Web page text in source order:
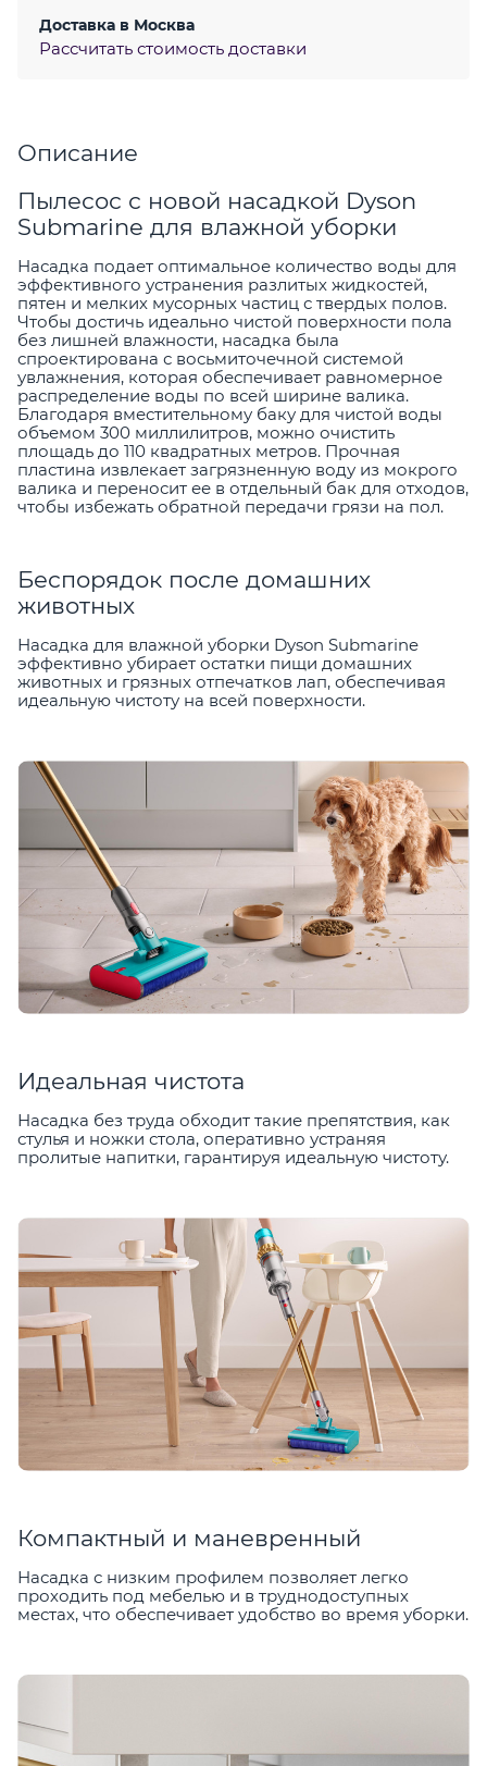
Доставка в Москва
Рассчитать стоимость доставки
Описание
Пылесос с новой насадкой Dyson
Submarine для влажной уборки
Насадка подает оптимальное количество воды для
эффективного устранения разлитых жидкостей,
пятен и мелких мусорных частиц с твердых полов.
Чтобы достичь идеально чистой поверхности пола
без лишней влажности, насадка была
спроектирована с восьмиточечной системой
увлажнения, которая обеспечивает равномерное
распределение воды по всей ширине валика.
Благодаря вместительному баку для чистой воды
объемом 300 миллилитров, можно очистить
площадь до 110 квадратных метров. Прочная
пластина извлекает загрязненную воду из мокрого
валика и переносит ее в отдельный бак для отходов,
чтобы избежать обратной передачи грязи на пол.
Беспорядок после домашних
животных
Насадка для влажной уборки Dyson Submarine
эффективно убирает остатки пищи домашних
животных и грязных отпечатков лап, обеспечивая
идеальную чистоту на всей поверхности.
Идеальная чистота
Насадка без труда обходит такие препятствия, как
стулья и ножки стола, оперативно устраняя
пролитые напитки, гарантируя идеальную чистоту.
Компактный и маневренный
Насадка с низким профилем позволяет легко
проходить под мебелью и в труднодоступных
местах, что обеспечивает удобство во время уборки.